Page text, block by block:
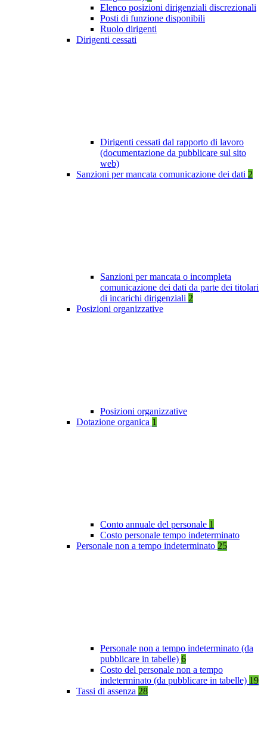
Elenco posizioni dirigenziali discrezionali
Posti di funzione disponibili
Ruolo dirigenti
Dirigenti cessati
Dirigenti cessati dal rapporto di lavoro
(documentazione da pubblicare sul sito
web)
Sanzioni per mancata comunicazione dei dati 2
Sanzioni per mancata o incompleta
comunicazione dei dati da parte dei titolari
di incarichi dirigenziali 2
Posizioni organizzative
Posizioni organizzative
Dotazione organica 1
Conto annuale del personale 1
Costo personale tempo indeterminato
Personale non a tempo indeterminato 25
Personale non a tempo indeterminato (da
pubblicare in tabelle) 6
Costo del personale non a tempo
indeterminato (da pubblicare in tabelle) 19
Tassi di assenza 28